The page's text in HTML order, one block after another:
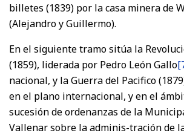
billetes (1839) por la casa minera de
(Alejandro y Guillermo).
En el siguiente tramo sitúa la
(1859), liderada por Pedro León Gallo
nacional, y la Guerra del Pacifico
en el plano internacional, y en el
sucesión de ordenanzas de la
Vallenar sobre la adminis-tración de